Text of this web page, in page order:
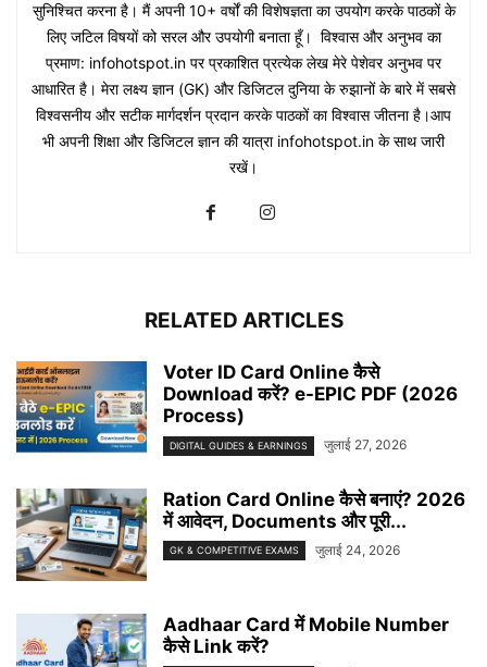
सुनिश्चित करना है। मैं अपनी 10+ वर्षों की विशेषज्ञता का उपयोग करके पाठकों के
लिए जटिल विषयों को सरल और उपयोगी बनाता हूँ। विश्वास और अनुभव का
प्रमाण: infohotspot.in पर प्रकाशित प्रत्येक लेख मेरे पेशेवर अनुभव पर
आधारित है। मेरा लक्ष्य ज्ञान (GK) और डिजिटल दुनिया के रुझानों के बारे में सबसे
विश्वसनीय और सटीक मार्गदर्शन प्रदान करके पाठकों का विश्वास जीतना है।आप
भी अपनी शिक्षा और डिजिटल ज्ञान की यात्रा infohotspot.in के साथ जारी
रखें।
RELATED ARTICLES
Voter ID Card Online कैसे
Download करें? e-EPIC PDF (2026
Process)
DIGITAL GUIDES & EARNINGS जुलाई 27, 2026
Ration Card Online कैसे बनाएं? 2026
में आवेदन, Documents और पूरी...
GK & COMPETITIVE EXAMS जुलाई 24, 2026
Aadhaar Card में Mobile Number
कैसे Link करें?